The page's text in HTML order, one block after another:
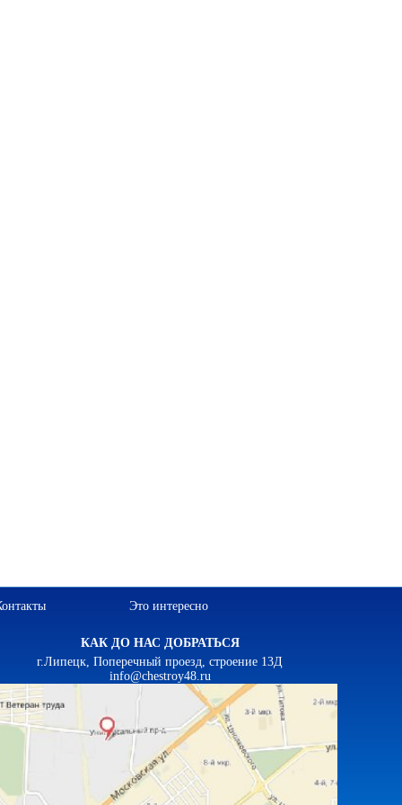
Это интересно
КАК ДО НАС ДОБРАТЬСЯ
г.Липецк, Поперечный проезд, строение 13Д
info@chestroy48.ru